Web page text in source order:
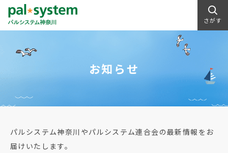
さがす
お知らせ
パルシステム神奈川やパルシステム連合会の最新情報をお
届けいたします。